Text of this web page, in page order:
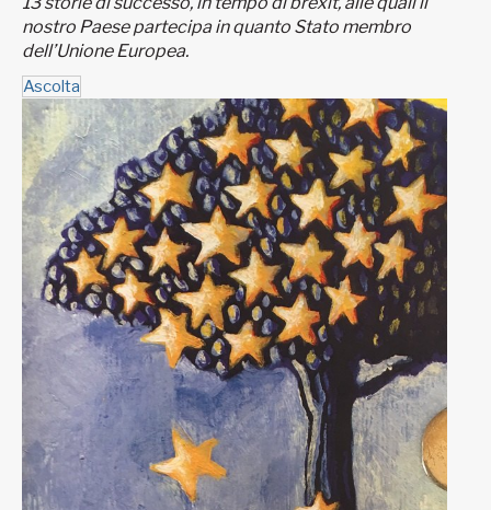
nostro Paese partecipa in quanto Stato membro
dell’Unione Europea.
Ascolta